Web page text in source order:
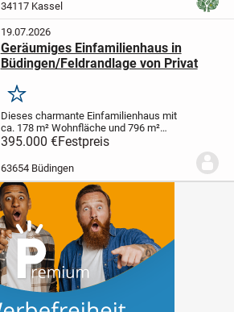
34117 Kassel
19.07.2026
Geräumiges Einfamilienhaus in
Büdingen/Feldrandlage von Privat
Merken
Dieses charmante Einfamilienhaus mit
ca. 178 m² Wohnfläche und 796 m²
Grundstücksfläche wurde 1976
erbaut.Die letzte Modernisierung fand
2010 statt, es wurden dreifach verglaste
Fenster eingebaut und...
395.000 €Festpreis
63654 Büdingen